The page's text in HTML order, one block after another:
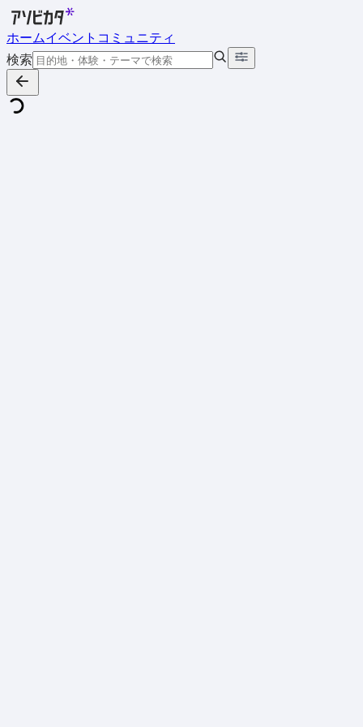
ホームイベント コミュニティ
検索